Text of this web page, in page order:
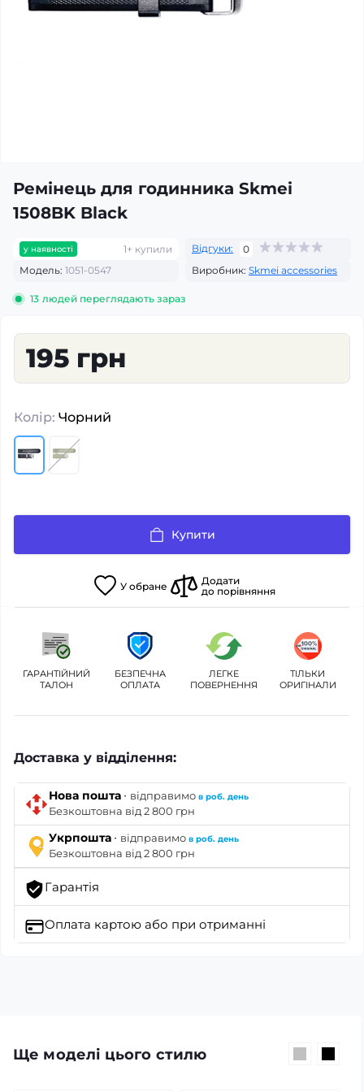
Ремінець для годинника Skmei
1508BK Black
у наявності 1+ купили Відгуки:
0
Модель: 1051-0547 Виробник: Skmei accessories
13 людей переглядають зараз
195 грн
Колір: Чорний
Купити
У обране
Додати
до порівняння
ГАРАНТІЙНИЙ
ТАЛОН
БЕЗПЕЧНА
ОПЛАТА
ЛЕГКЕ
ПОВЕРНЕННЯ
ТІЛЬКИ
ОРИГІНАЛИ
Доставка у відділення:
Нова пошта · відправимо в роб. день
Безкоштовна від 2 800 грн
Укрпошта · відправимо в роб. день
Безкоштовна від 2 800 грн
Гарантія
Оплата картою або при отриманні
Ще моделі цього стилю